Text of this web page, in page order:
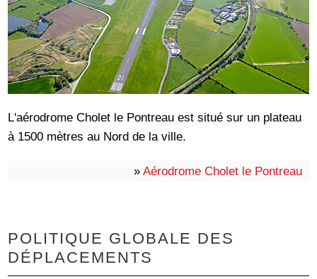
L'aérodrome Cholet le Pontreau est situé sur un plateau
à 1500 mètres au Nord de la ville.
» Aérodrome Cholet le Pontreau
POLITIQUE GLOBALE DES
DÉPLACEMENTS